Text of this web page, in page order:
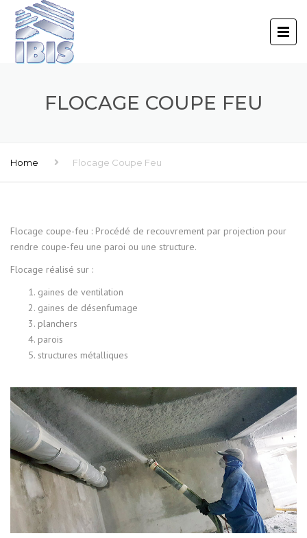
FLOCAGE COUPE FEU
Home Flocage Coupe Feu
Flocage coupe-feu : Procédé de recouvrement par projection pour
rendre coupe-feu une paroi ou une structure.
Flocage réalisé sur :
gaines de ventilation
gaines de désenfumage
planchers
parois
structures métalliques